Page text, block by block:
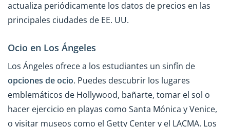
actualiza periódicamente los datos de precios en las
principales ciudades de EE. UU.
Ocio en Los Ángeles
Los Ángeles ofrece a los estudiantes un sinfín de
opciones de ocio. Puedes descubrir los lugares
emblemáticos de Hollywood, bañarte, tomar el sol o
hacer ejercicio en playas como Santa Mónica y Venice,
o visitar museos como el Getty Center y el LACMA. Los